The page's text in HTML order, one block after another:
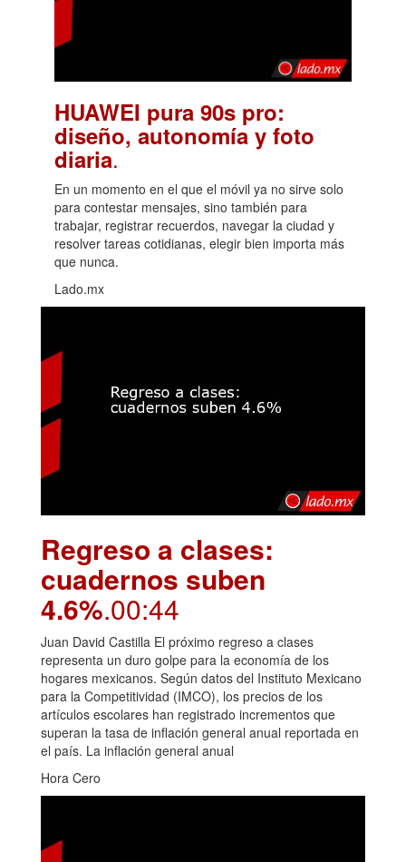
HUAWEI pura 90s pro:
diseño, autonomía y foto
diaria.
En un momento en el que el móvil ya no sirve solo
para contestar mensajes, sino también para
trabajar, registrar recuerdos, navegar la ciudad y
resolver tareas cotidianas, elegir bien importa más
que nunca.
Lado.mx
Regreso a clases:
cuadernos suben
4.6%.00:44
Juan David Castilla El próximo regreso a clases
representa un duro golpe para la economía de los
hogares mexicanos. Según datos del Instituto Mexicano
para la Competitividad (IMCO), los precios de los
artículos escolares han registrado incrementos que
superan la tasa de inflación general anual reportada en
el país. La inflación general anual
Hora Cero